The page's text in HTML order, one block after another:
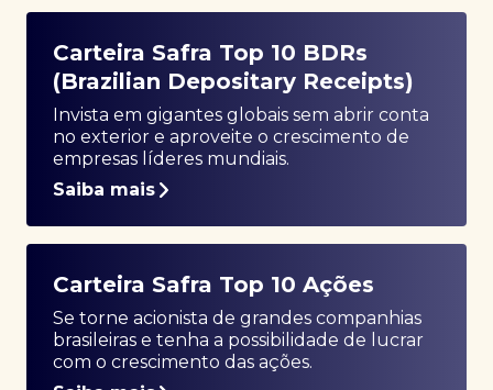
Carteira Safra Top 10 BDRs
(Brazilian Depositary Receipts)
Invista em gigantes globais sem abrir conta
no exterior e aproveite o crescimento de
empresas líderes mundiais.
Saiba mais
Carteira Safra Top 10 Ações
Se torne acionista de grandes companhias
brasileiras e tenha a possibilidade de lucrar
com o crescimento das ações.